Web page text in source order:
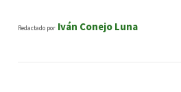
Redactado por Iván Conejo Luna